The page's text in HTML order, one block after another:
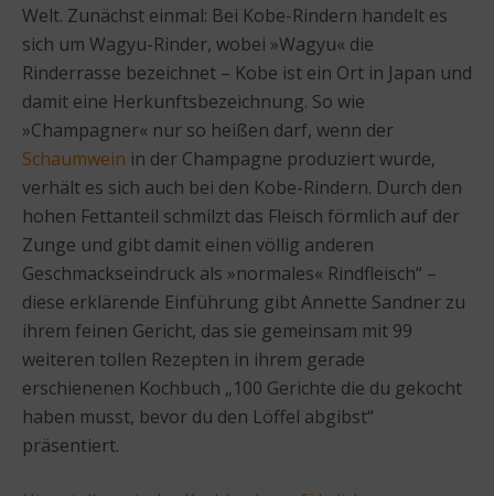
Welt. Zunächst einmal: Bei Kobe-Rindern handelt es
sich um Wagyu-Rinder, wobei »Wagyu« die
Rinderrasse bezeichnet – Kobe ist ein Ort in Japan und
damit eine Herkunftsbezeichnung. So wie
»Champagner« nur so heißen darf, wenn der
Schaumwein in der Champagne produziert wurde,
verhält es sich auch bei den Kobe-Rindern. Durch den
hohen Fettanteil schmilzt das Fleisch förmlich auf der
Zunge und gibt damit einen völlig anderen
Geschmackseindruck als »normales« Rindfleisch“ –
diese erklärende Einführung gibt Annette Sandner zu
ihrem feinen Gericht, das sie gemeinsam mit 99
weiteren tollen Rezepten in ihrem gerade
erschienenen Kochbuch „100 Gerichte die du gekocht
haben musst, bevor du den Löffel abgibst“
präsentiert.